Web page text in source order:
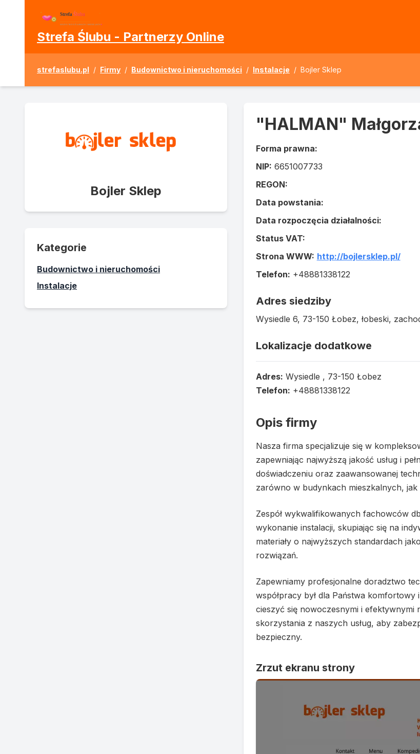
Strefa Ślubu - Partnerzy Online
strefaslubu.pl / Firmy / Budownictwo i nieruchomości / Instalacje / Bojler Sklep
Bojler Sklep
Kategorie
Budownictwo i nieruchomości
Instalacje
"HALMAN"
Forma prawna:
NIP: 6651007733
REGON:
Data powstania:
Data rozpoczęcia działalności:
Status VAT:
Strona WWW: http://bojlersklep.pl/
Telefon: +48881338122
Adres siedziby
Wysiedle 6, 73-150 Łobez, łobeski,
Lokalizacje dodatkowe
Adres: Wysiedle , 73-150 Łobez
Telefon: +48881338122
Opis firmy
Nasza firma specjalizuje się w
zapewniając najwyższą jakość usług i
doświadczeniu oraz zaawansowanej
zarówno w budynkach mieszkalnych,
Zespół wykwalifikowanych fachowców
wykonanie instalacji, skupiając się na
materiały o najwyższych standardach
rozwiązań.
Zapewniamy profesjonalne doradztwo
współpracy był dla Państwa
cieszyć się nowoczesnymi i efektywnymi
skorzystania z naszych usług, aby
bezpieczny.
Zrzut ekranu strony